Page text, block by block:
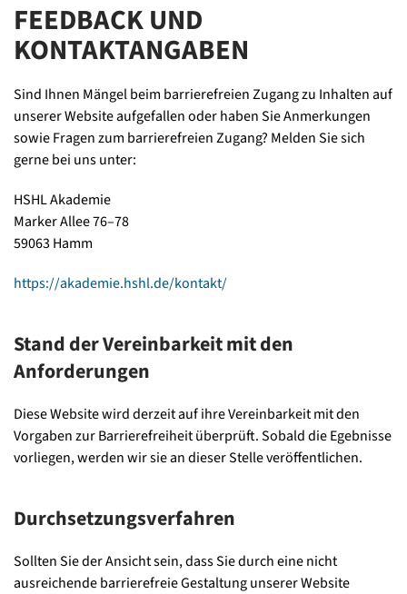
FEEDBACK UND
KONTAKTANGABEN
Sind Ihnen Mängel beim barrierefreien Zugang zu Inhalten auf
unserer Website aufgefallen oder haben Sie Anmerkungen
sowie Fragen zum barrierefreien Zugang? Melden Sie sich
gerne bei uns unter:
HSHL Akademie
Marker Allee 76–78
59063 Hamm
https://akademie.hshl.de/kontakt/
Stand der Vereinbarkeit mit den
Anforderungen
Diese Website wird derzeit auf ihre Vereinbarkeit mit den
Vorgaben zur Barrierefreiheit überprüft. Sobald die Egebnisse
vorliegen, werden wir sie an dieser Stelle veröffentlichen.
Durchsetzungsverfahren
Sollten Sie der Ansicht sein, dass Sie durch eine nicht
ausreichende barrierefreie Gestaltung unserer Website